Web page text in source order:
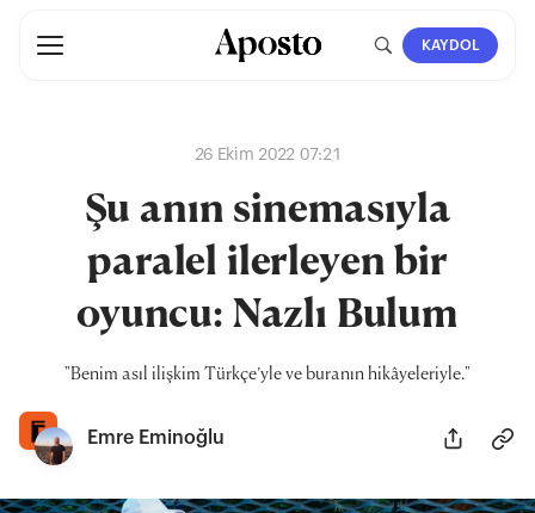
KAYDOL
26 Ekim 2022 07:21
Şu anın sinemasıyla
paralel ilerleyen bir
oyuncu: Nazlı Bulum
"Benim asıl ilişkim Türkçe’yle ve buranın hikâyeleriyle."
Emre Eminoğlu